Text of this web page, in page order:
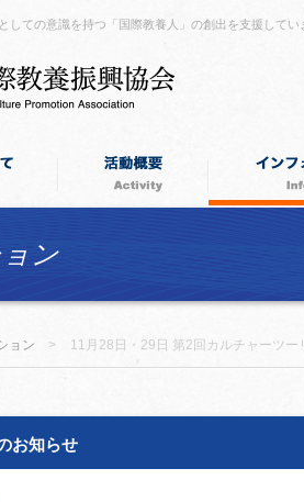
しての意識を持つ「国際教養人」の創出を支援してい
ン
ョン > 11月28日・29日 第2回カルチャーツー
お知らせ